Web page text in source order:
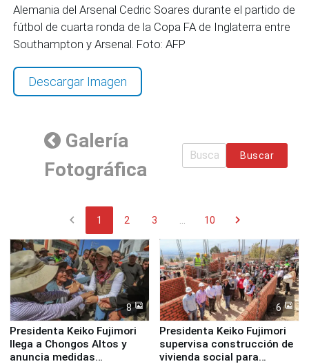
Alemania del Arsenal Cedric Soares durante el partido de
fútbol de cuarta ronda de la Copa FA de Inglaterra entre
Southampton y Arsenal. Foto: AFP
Descargar Imagen
Galería
Fotográfica
Buscar
chevron_left 1 2 3 10 chevron_right
8
Presidenta Keiko Fujimori
llega a Chongos Altos y
anuncia medidas
6
Presidenta Keiko Fujimori
supervisa construcción de
vivienda social para